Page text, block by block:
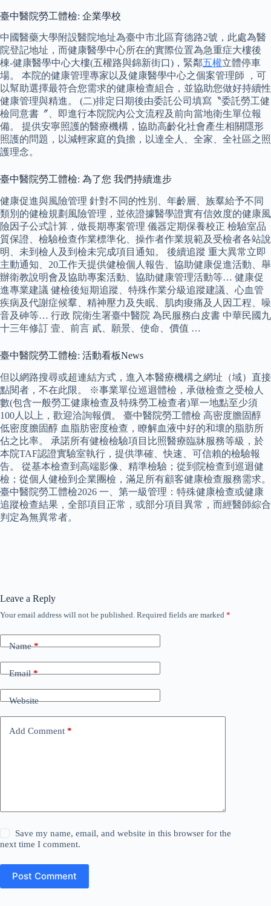
臺中醫院勞工體檢: 企業學校
中國醫藥大學附設醫院地址為臺中市北區育德路2號，此處為醫
院登記地址，而健康醫學中心所在的實際位置為急重症大樓後
棟-健康醫學中心大樓(五權路與錦新街口)，緊鄰五權立體停車
場。 本院的健康管理專家以及健康醫學中心之個案管理師 ，可
以幫助選擇最符合您需求的健康檢查組合，並協助您做好持續性
健康管理與精進。 (二)排定日期後由委託公司填寫〝委託勞工健
檢同意書〞、即進行本院院內公文流程及前向當地衛生單位報
備。 提供安寧照護的醫療機構，協助高齡化社會產生相關隱形
照護的問題，以減輕家庭的負擔，以達全人、全家、全社區之照
護理念。
臺中醫院勞工體檢: 為了您 我們持續進步
健康促進與風險管理 針對不同的性別、年齡層、族羣給予不同
類別的健檢規劃風險管理，並依證據醫學證實有信效度的健康風
險因子公式計算，做長期專案管理 儀器定期保養校正 檢驗室品
質保證、檢驗檢查作業標準化、操作者作業規範及受檢者各站說
明、未到檢人及到檢未完成項目通知。 後續追蹤 重大異常立即
主動通知、20工作天提供健檢個人報告、協助健康促進活動、舉
辦衛教說明會及協助專案活動、協助健康管理活動等… 健康促
進專業建議 健檢後短期追蹤、特殊作業分級追蹤建議、心血管
疾病及代謝症候羣、精神壓力及失眠、肌肉痠痛及人因工程、噪
音及砷等… 行政 院衛生署臺中醫院 為民服務白皮書 中華民國九
十三年修訂 壹、前言 貳、願景、使命、價值 …
臺中醫院勞工體檢: 活動看板News
但以網路搜尋或超連結方式，進入本醫療機構之網址（域）直接
點閱者，不在此限。 ※事業單位巡迴體檢，承做檢查之受檢人
數(包含一般勞工健康檢查及特殊勞工檢查者)單一地點至少須
100人以上，歡迎洽詢報價。 臺中醫院勞工體檢 高密度膽固醇
低密度膽固醇 血脂肪密度檢查，瞭解血液中好的和壞的脂肪所
佔之比率。 承諾所有健檢檢驗項目比照醫療臨牀服務等級，於
本院TAF認證實驗室執行，提供準確、快速、可信賴的檢驗報
告。 從基本檢查到高端影像、精準檢驗；從到院檢查到巡迴健
檢；從個人健檢到企業團檢，滿足所有顧客健康檢查服務需求。
臺中醫院勞工體檢2026 一、第一級管理：特殊健康檢查或健康
追蹤檢查結果，全部項目正常，或部分項目異常，而經醫師綜合
判定為無異常者。
Leave a Reply
Your email address will not be published. Required fields are marked *
Name*
Email*
Website
Add Comment *
Save my name, email, and website in this browser for the
next time I comment.
Post Comment